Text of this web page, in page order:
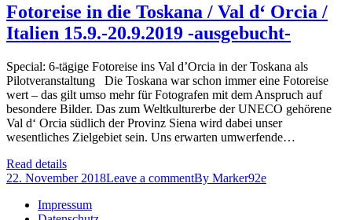
Fotoreise in die Toskana / Val d‘ Orcia /
Italien 15.9.-20.9.2019 -ausgebucht-
Special: 6-tägige Fotoreise ins Val d’Orcia in der Toskana als
Pilotveranstaltung Die Toskana war schon immer eine Fotoreise
wert – das gilt umso mehr für Fotografen mit dem Anspruch auf
besondere Bilder. Das zum Weltkulturerbe der UNECO gehörene
Val d‘ Orcia südlich der Provinz Siena wird dabei unser
wesentliches Zielgebiet sein. Uns erwarten umwerfende…
Read details
22. November 2018Leave a commentBy Marker92e
Impressum